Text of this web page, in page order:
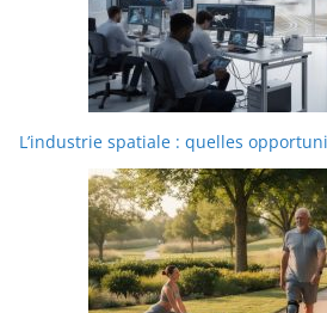
L’industrie spatiale : quelles